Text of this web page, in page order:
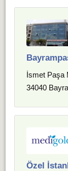
İsmet Paşa
34040
Özel